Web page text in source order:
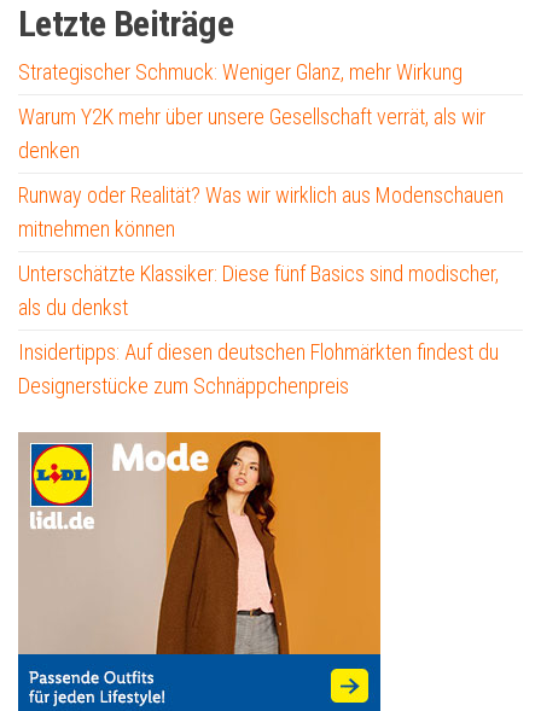
Letzte Beiträge
Strategischer Schmuck: Weniger Glanz, mehr Wirkung
Warum Y2K mehr über unsere Gesellschaft verrät, als wir
denken
Runway oder Realität? Was wir wirklich aus Modenschauen
mitnehmen können
Unterschätzte Klassiker: Diese fünf Basics sind modischer,
als du denkst
Insidertipps: Auf diesen deutschen Flohmärkten findest du
Designerstücke zum Schnäppchenpreis